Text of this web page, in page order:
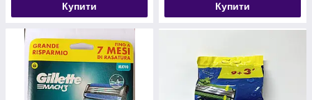
Купити Купити